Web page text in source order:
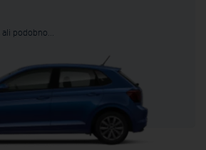
ali podobno...